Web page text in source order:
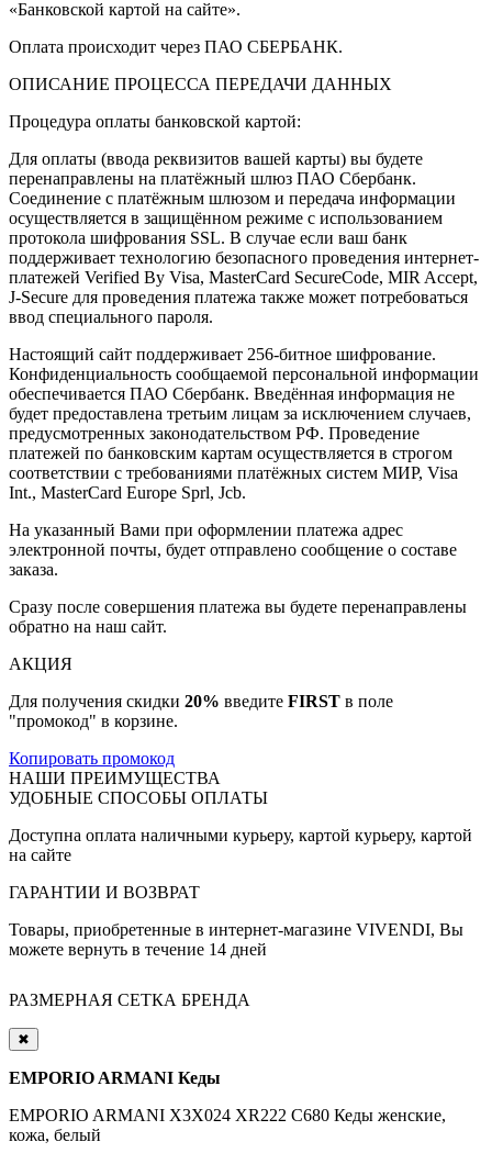
«Банковской картой на сайте».
Оплата происходит через ПАО СБЕРБАНК.
ОПИСАНИЕ ПРОЦЕССА ПЕРЕДАЧИ ДАННЫХ
Процедура оплаты банковской картой:
Для оплаты (ввода реквизитов вашей карты) вы будете
перенаправлены на платёжный шлюз ПАО Сбербанк.
Соединение с платёжным шлюзом и передача информации
осуществляется в защищённом режиме с использованием
протокола шифрования SSL. В случае если ваш банк
поддерживает технологию безопасного проведения интернет-
платежей Verified By Visa, MasterCard SecureCode, MIR Accept,
J-Secure для проведения платежа также может потребоваться
ввод специального пароля.
Настоящий сайт поддерживает 256-битное шифрование.
Конфиденциальность сообщаемой персональной информации
обеспечивается ПАО Сбербанк. Введённая информация не
будет предоставлена третьим лицам за исключением случаев,
предусмотренных законодательством РФ. Проведение
платежей по банковским картам осуществляется в строгом
соответствии с требованиями платёжных систем МИР, Visa
Int., MasterCard Europe Sprl, Jcb.
На указанный Вами при оформлении платежа адрес
электронной почты, будет отправлено сообщение о составе
заказа.
Сразу после совершения платежа вы будете перенаправлены
обратно на наш сайт.
АКЦИЯ
Для получения скидки 20% введите FIRST в поле
"промокод" в корзине.
Копировать промокод
НАШИ ПРЕИМУЩЕСТВА
УДОБНЫЕ СПОСОБЫ ОПЛАТЫ
Доступна оплата наличными курьеру, картой курьеру, картой
на сайте
ГАРАНТИИ И ВОЗВРАТ
Товары, приобретенные в интернет-магазине VIVENDI, Вы
можете вернуть в течение 14 дней
РАЗМЕРНАЯ СЕТКА БРЕНДА
✖
EMPORIO ARMANI Кеды
EMPORIO ARMANI X3X024 XR222 C680 Кеды женские,
кожа, белый